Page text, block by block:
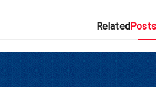
RelatedPosts